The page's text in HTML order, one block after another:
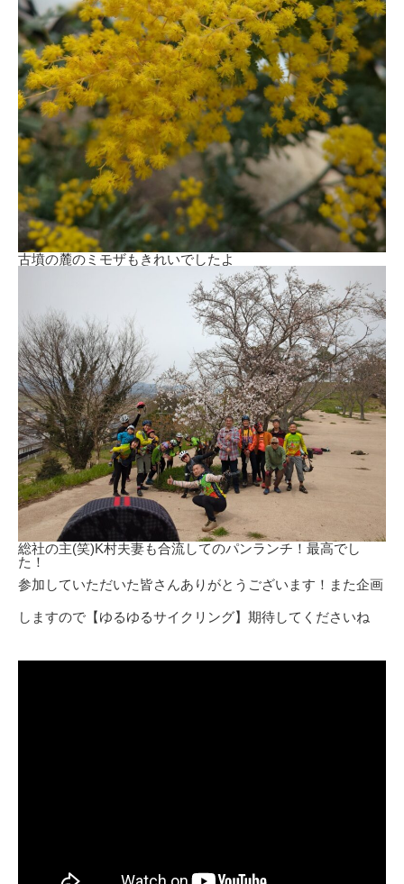
古墳の麓のミモザもきれいでしたよ
総社の主(笑)K村夫妻も合流してのパンランチ！最高でし
た！
参加していただいた皆さんありがとうございます！また企画
しますので【ゆるゆるサイクリング】期待してくださいね